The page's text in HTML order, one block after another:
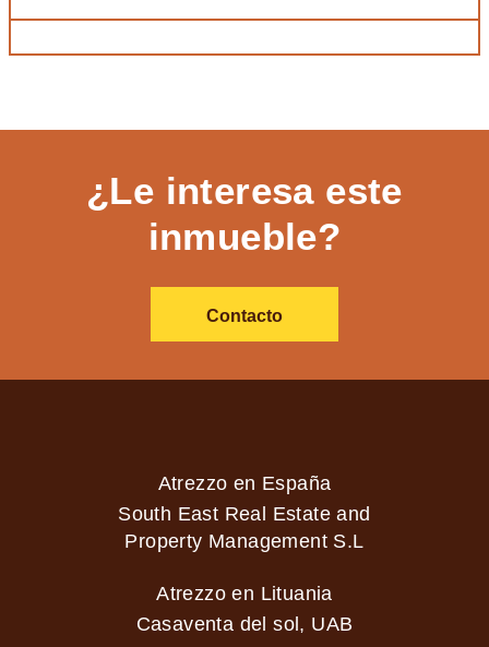
¿Le interesa este
inmueble?
Contacto
Atrezzo en España
South East Real Estate and
Property Management S.L
Atrezzo en Lituania
Casaventa del sol, UAB